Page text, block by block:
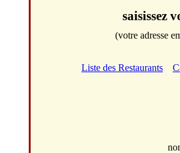
saisissez
(votre adresse
Liste des Restaurants